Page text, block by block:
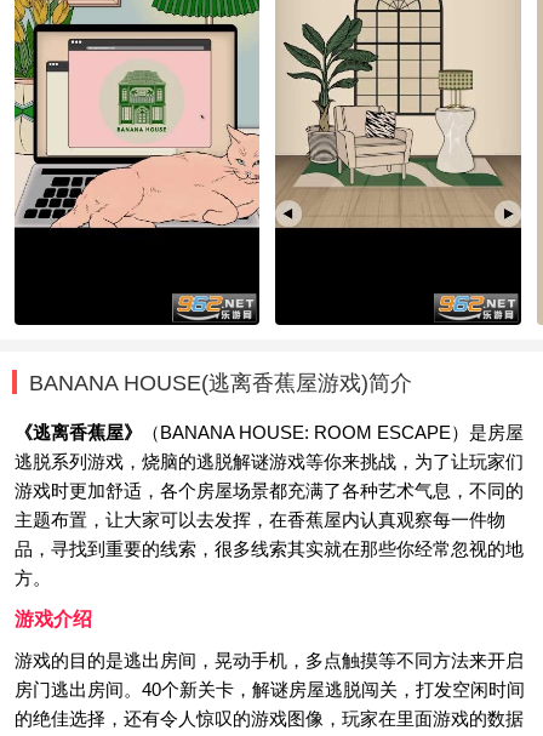
BANANA HOUSE(逃离香蕉屋游戏)简介
《逃离香蕉屋》
（BANANA HOUSE: ROOM ESCAPE）是房屋
逃脱系列游戏，烧脑的逃脱解谜游戏等你来挑战，为了让玩家们
游戏时更加舒适，各个房屋场景都充满了各种艺术气息，不同的
主题布置，让大家可以去发挥，在香蕉屋内认真观察每一件物
品，寻找到重要的线索，很多线索其实就在那些你经常忽视的地
方。
游戏介绍
游戏的目的是逃出房间，晃动手机，多点触摸等不同方法来开启
房门逃出房间。40个新关卡，解谜房屋逃脱闯关，打发空闲时间
的绝佳选择，还有令人惊叹的游戏图像，玩家在里面游戏的数据